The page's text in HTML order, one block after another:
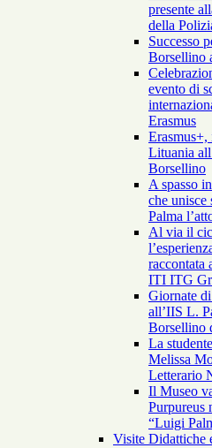
presente
della
Successo
Borsellino
evento di
Erasmus
Erasmus+,
Lituania
Borsellino
A spasso
che unisce
Palma
Al via il
raccontata
ITI ITG
Giornate
all’IIS L.
Borsellino
La
Melissa
Letterario
Il Museo
Purpureus
“Luigi
Visite Didattiche